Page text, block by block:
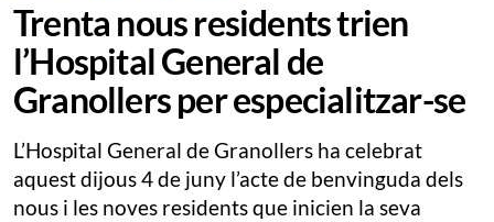
Trenta nous residents trien
l’Hospital General de
Granollers per especialitzar-se
L’Hospital General de Granollers ha celebrat
aquest dijous 4 de juny l’acte de benvinguda dels
nous i les noves residents que inicien la seva